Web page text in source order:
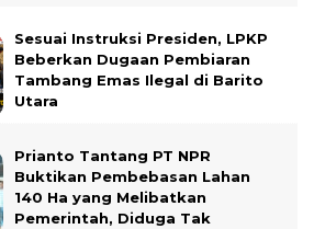
Sesuai Instruksi Presiden, LPKP
Beberkan Dugaan Pembiaran
Tambang Emas Ilegal di Barito
Utara
Prianto Tantang PT NPR
Buktikan Pembebasan Lahan
140 Ha yang Melibatkan
Pemerintah, Diduga Tak